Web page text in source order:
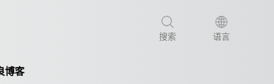
搜索 语言
博客